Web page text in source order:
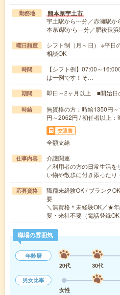
勤務地 熊本県宇土市
宇土駅から---分／赤瀬駅か
本県)駅から---分／肥後長
曜日頻度
シフト制（月～日） ※平日
相談OK
時間
【シフト例】07:00～
は一例です！そ…
期間 即日～2ヶ月以上 ■開始日
時給
無資格の方：時給1350円
円～2062円 / 初任者以上
交通費
全額支給
仕事内容
介護関連
／利用者の方の日常生活
い物や散歩に付き添った
応募資格
職種未経験OK / ブランク
要
＼無資格＊未経験OK／★
要・来社不要（電話登録
職場の雰囲気
年齢層
20代
30代
男女比率
女性